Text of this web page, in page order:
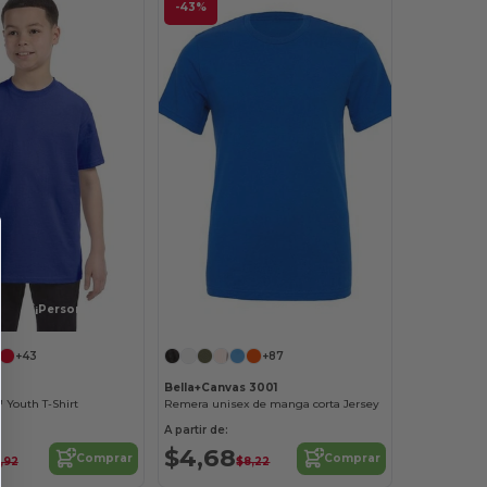
¡Personalízalo!
+43
Youth T-Shirt
Comprar
-43%
+87
Bella+Canvas 3001
Remera unisex de manga corta Jersey
A partir de:
$4,68$8,22 Comprar